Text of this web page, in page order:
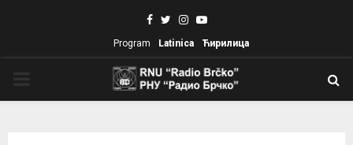
Facebook
TwitterInstagram
Youtube
Program Latinica Ћирилица